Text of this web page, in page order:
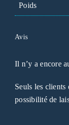
Poids
Avis
Il n’y a encore
Seuls les clients
possibilité de